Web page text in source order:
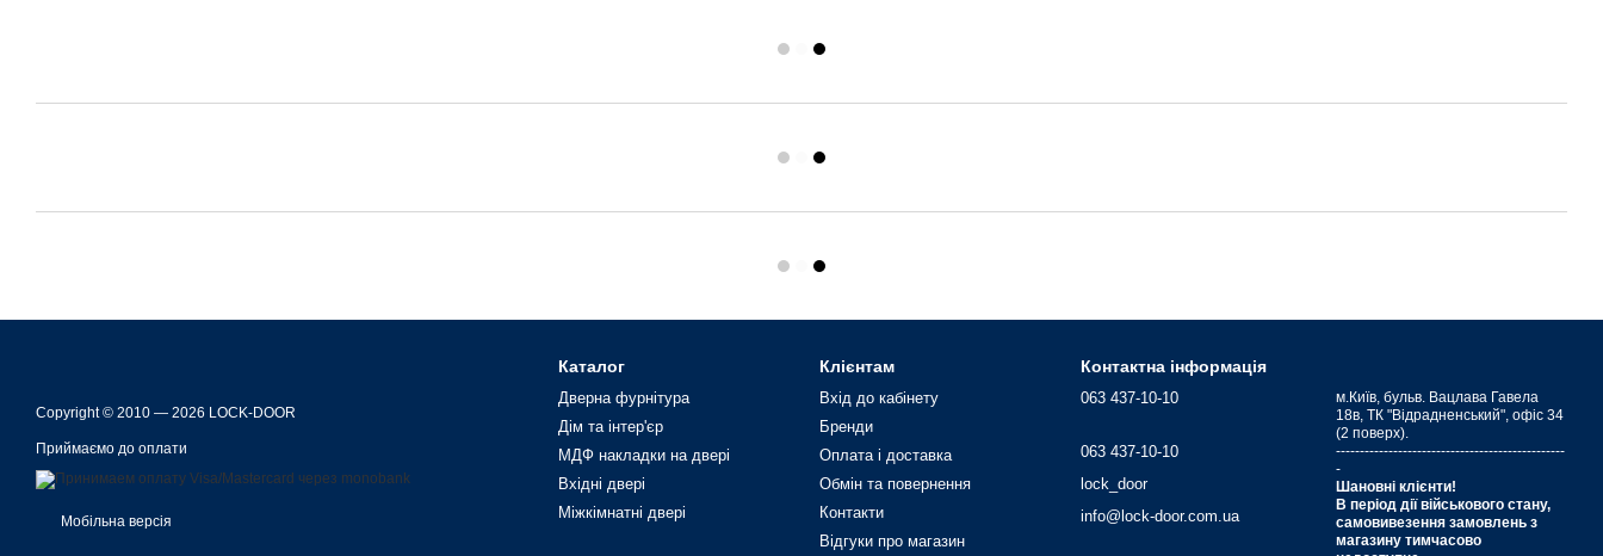
Copyright © 2010 — 2026 LOCK-DOOR
Приймаємо до оплати
Мобільна версія
Каталог
Дверна фурнітура
Дім та інтер'єр
МДФ накладки на двері
Вхідні двері
Міжкімнатні двері
Клієнтам
Вхід до кабінету
Бренди
Оплата і доставка
Обмін та повернення
Контакти
Відгуки про магазин
Контактна інформація
063 437-10-10
063 437-10-10
lock_door
info@lock-door.com.ua
м.Київ, бульв. Вацлава Гавела
18в, ТК "Відрадненський", офіс 34
(2 поверх).
------------------------------------------------
-
Шановні клієнти!
В період дії військового стану,
самовивезення замовлень з
магазину тимчасово